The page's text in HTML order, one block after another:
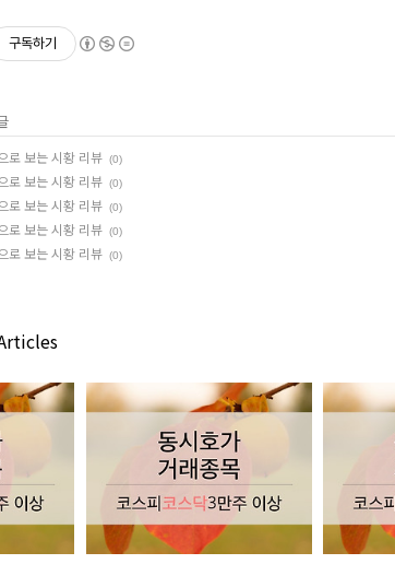
구독하기
로 보는 시황 리뷰 (0)
로 보는 시황 리뷰 (0)
로 보는 시황 리뷰 (0)
로 보는 시황 리뷰 (0)
로 보는 시황 리뷰 (0)